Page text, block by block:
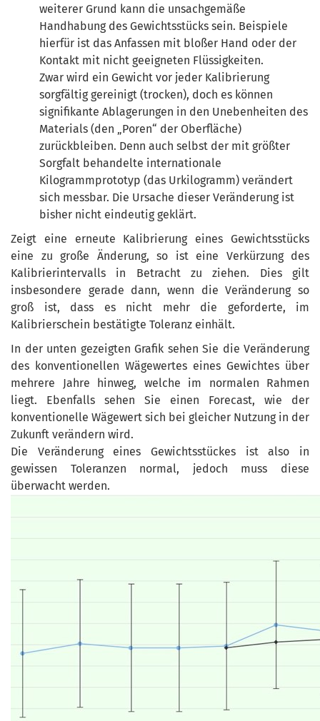
weiterer Grund kann die unsachgemäße
Handhabung des Gewichtsstücks sein. Beispiele
hierfür ist das Anfassen mit bloßer Hand oder der
Kontakt mit nicht geeigneten Flüssigkeiten.
Zwar wird ein Gewicht vor jeder Kalibrierung
sorgfältig gereinigt (trocken), doch es können
signifikante Ablagerungen in den Unebenheiten des
Materials (den „Poren“ der Oberfläche)
zurückbleiben. Denn auch selbst der mit größter
Sorgfalt behandelte internationale
Kilogrammprototyp (das Urkilogramm) verändert
sich messbar. Die Ursache dieser Veränderung ist
bisher nicht eindeutig geklärt.
Zeigt eine erneute Kalibrierung eines Gewichtsstücks
eine zu große Änderung, so ist eine Verkürzung des
Kalibrierintervalls in Betracht zu ziehen. Dies gilt
insbesondere gerade dann, wenn die Veränderung so
groß ist, dass es nicht mehr die geforderte, im
Kalibrierschein bestätigte Toleranz einhält.
In der unten gezeigten Grafik sehen Sie die Veränderung
des konventionellen Wägewertes eines Gewichtes über
mehrere Jahre hinweg, welche im normalen Rahmen
liegt. Ebenfalls sehen Sie einen Forecast, wie der
konventionelle Wägewert sich bei gleicher Nutzung in der
Zukunft verändern wird.
Die Veränderung eines Gewichtsstückes ist also in
gewissen Toleranzen normal, jedoch muss diese
überwacht werden.